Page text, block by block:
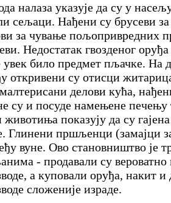
налаза указује да су у
сељаци. Нађени су брусеви
за чување пољопривредних
Недостатак гвозденог оруђа
увек било предмет пљачке. На
откривени су отисци
делови кућа,
су и посуде намењене печењу
животиња показују да су
Глинени пршљенци (замајци
вуне. Ово становништво је
- продавали су
а куповали оруђа, накит и
сложеније израде.